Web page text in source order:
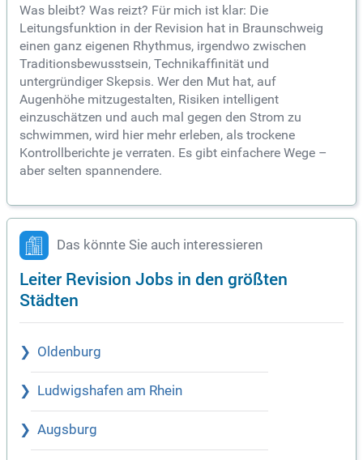
Was bleibt? Was reizt? Für mich ist klar: Die
Leitungsfunktion in der Revision hat in Braunschweig
einen ganz eigenen Rhythmus, irgendwo zwischen
Traditionsbewusstsein, Technikaffinität und
untergründiger Skepsis. Wer den Mut hat, auf
Augenhöhe mitzugestalten, Risiken intelligent
einzuschätzen und auch mal gegen den Strom zu
schwimmen, wird hier mehr erleben, als trockene
Kontrollberichte je verraten. Es gibt einfachere Wege –
aber selten spannendere.
Das könnte Sie auch interessieren
Leiter Revision Jobs in den größten
Städten
Oldenburg
Ludwigshafen am Rhein
Augsburg